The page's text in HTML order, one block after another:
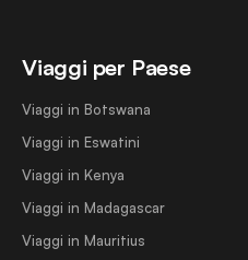
Viaggi per Paese
Viaggi in Botswana
Viaggi in Eswatini
Viaggi in Kenya
Viaggi in Madagascar
Viaggi in Mauritius